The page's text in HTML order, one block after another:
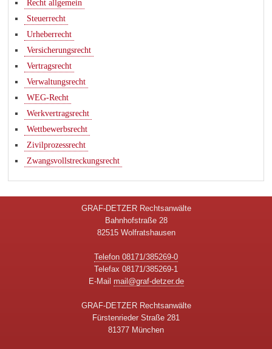
Recht allgemein
Steuerrecht
Urheberrecht
Versicherungsrecht
Vertragsrecht
Verwaltungsrecht
WEG-Recht
Werkvertragsrecht
Wettbewerbsrecht
Zivilprozessrecht
Zwangsvollstreckungsrecht
GRAF-DETZER Rechtsanwälte
Bahnhofstraße 28
82515 Wolfratshausen
Telefon 08171/385269-0
Telefax 08171/385269-1
E-Mail mail@graf-detzer.de
GRAF-DETZER Rechtsanwälte
Fürstenrieder Straße 281
81377 München